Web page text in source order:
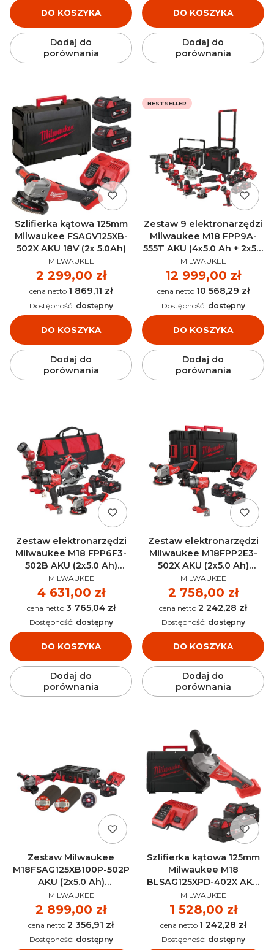
DO KOSZYKA
Dodaj do
porównania
DO KOSZYKA
Dodaj do
porównania
Szlifierka kątowa 125mm
Milwaukee FSAGV125XB-
502X AKU 18V (2x 5.0Ah)
PRODUCENT
MILWAUKEE
Cena
2 299,00 zł
Cena 1 869,11 zł
DO KOSZYKA
Dostępność: dostępny
Dodaj do
porównania
BESTSELLER
Zestaw 9 elektronarzędzi
Milwaukee M18 FPP9A-
555T AKU (4x5.0 Ah + 2x5.5
Ah) 4933492524
PRODUCENT
MILWAUKEE
Cena
12 999,00 zł
Cena 10 568,29 zł
DO KOSZYKA
Dostępność: dostępny
Dodaj do
porównania
Zestaw elektronarzędzi
Milwaukee M18 FPP6F3-
502B AKU (2x5.0 Ah)
4933480875
PRODUCENT
MILWAUKEE
Cena
4 631,00 zł
Cena 3 765,04 zł
DO KOSZYKA
Dostępność: dostępny
Dodaj do
porównania
Zestaw elektronarzędzi
Milwaukee M18FPP2E3-
502X AKU (2x5.0 Ah)
4933492516
PRODUCENT
MILWAUKEE
Cena
2 758,00 zł
Cena 2 242,28 zł
DO KOSZYKA
Dostępność: dostępny
Dodaj do
porównania
Zestaw Milwaukee
M18FSAG125XB100P-502P
AKU (2x5.0 Ah)
4933498241
PRODUCENT
MILWAUKEE
Cena
2 899,00 zł
Cena 2 356,91 zł
Dostępność: dostępny
Szlifierka kątowa 125mm
Milwaukee M18
BLSAG125XPD-402X AKU
18V (2x 4.0Ah) -
4933492646
PRODUCENT
MILWAUKEE
Cena
1 528,00 zł
Cena 1 242,28 zł
Dostępność: dostępny